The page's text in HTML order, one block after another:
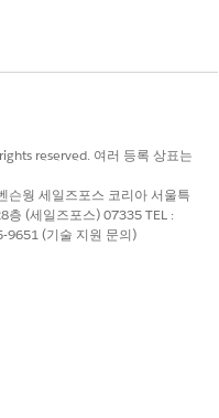
reserved. 여러 등록 상표는
슨웡 세일즈포스 코리아 서울특
층 (세일즈포스) 07335 TEL :
9651 (기술 지원 문의)